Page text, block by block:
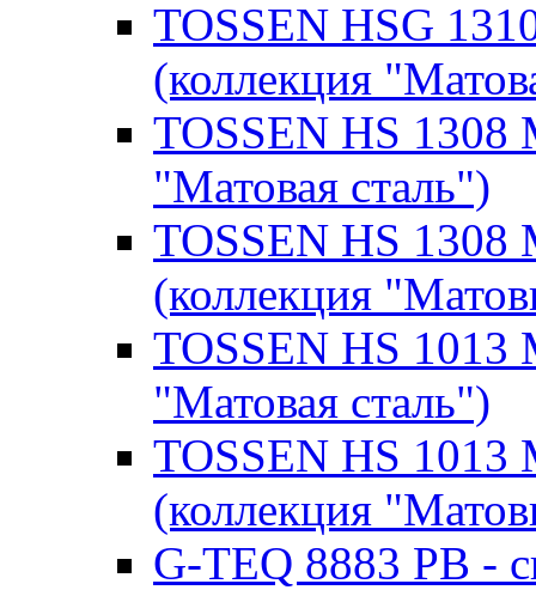
TOSSEN HSG
(коллекция
TOSSEN HS 1308
"Матовая сталь")
TOSSEN HS 1308
(коллекция
TOSSEN HS 1013
"Матовая сталь")
TOSSEN HS 1013
(коллекция
G-TEQ 8883 PB -